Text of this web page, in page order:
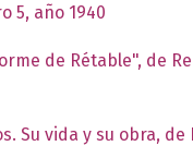
5, año 1940
de Rétable", de
Su vida y su obra, de